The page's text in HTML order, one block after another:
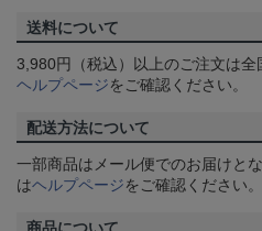
送料について
3,980円（税込）以上のご注文は
ヘルプページをご確認ください。
配送方法について
一部商品はメール便でのお届けと
はヘルプページをご確認ください。